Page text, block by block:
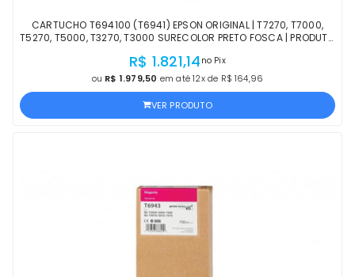
CARTUCHO T694100 (T6941) EPSON ORIGINAL | T7270, T7000,
T5270, T5000, T3270, T3000 SURECOLOR PRETO FOSCA | PRODUTO
R$ 1.821,14 no Pix
ou R$ 1.979,50 em até 12x de R$ 164,96
VER PRODUTO